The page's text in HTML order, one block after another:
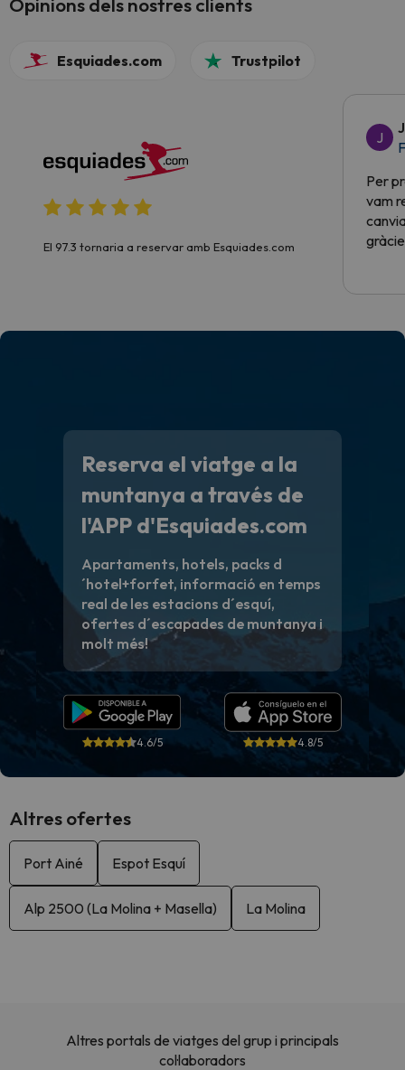
Esquiades.com Trustpilot
El 97.3 tornaria a reservar amb Esquiades.com
J
Per
vam
Reserva el viatge a la
muntanya a través de
l'APP d'Esquiades.com
Apartaments, hotels, packs d
´hotel+forfet, informació en temps
real de les estacions d´esquí,
ofertes d´escapades de muntanya i
molt més!
4.6/5 4.8/5
Altres ofertes
Port Ainé Espot Esquí
Alp 2500 (La Molina + Masella) La Molina
Altres portals de viatges del grup i principals
col·laboradors